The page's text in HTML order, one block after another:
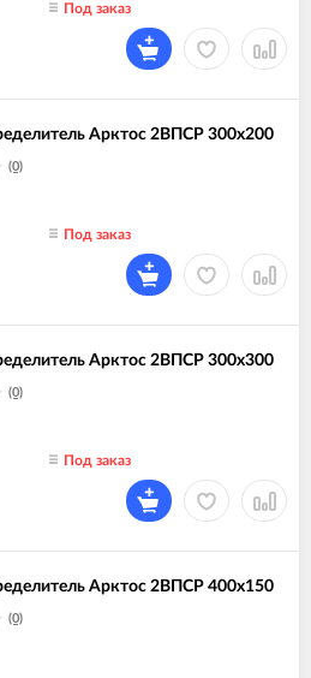
Под заказ
Арктос 2ВПСР 300х200
(0)
Под заказ
Арктос 2ВПСР 300х300
(0)
Под заказ
Арктос 2ВПСР 400х150
(0)